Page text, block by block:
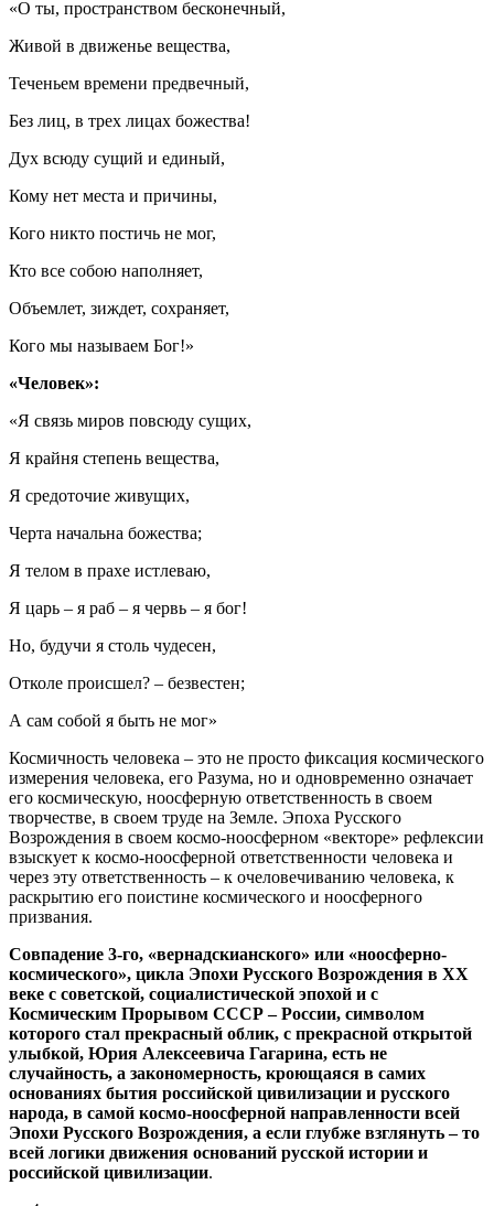
«О ты, пространством бесконечный,
Живой в движенье вещества,
Теченьем времени предвечный,
Без лиц, в трех лицах божества!
Дух всюду сущий и единый,
Кому нет места и причины,
Кого никто постичь не мог,
Кто все собою наполняет,
Объемлет, зиждет, сохраняет,
Кого мы называем Бог!»
«Человек»:
«Я связь миров повсюду сущих,
Я крайня степень вещества,
Я средоточие живущих,
Черта начальна божества;
Я телом в прахе истлеваю,
Я царь – я раб – я червь – я бог!
Но, будучи я столь чудесен,
Отколе происшел? – безвестен;
А сам собой я быть не мог»
Космичность человека – это не просто фиксация космического
измерения человека, его Разума, но и одновременно означает
его космическую, ноосферную ответственность в своем
творчестве, в своем труде на Земле. Эпоха Русского
Возрождения в своем космо-ноосферном «векторе» рефлексии
взыскует к космо-ноосферной ответственности человека и
через эту ответственность – к очеловечиванию человека, к
раскрытию его поистине космического и ноосферного
призвания.
Совпадение 3-го, «вернадскианского» или «ноосферно-
космического», цикла Эпохи Русского Возрождения в ХХ
веке с советской, социалистической эпохой и с
Космическим Прорывом СССР – России, символом
которого стал прекрасный облик, с прекрасной открытой
улыбкой, Юрия Алексеевича Гагарина, есть не
случайность, а закономерность, кроющаяся в самих
основаниях бытия российской цивилизации и русского
народа, в самой космо-ноосферной направленности всей
Эпохи Русского Возрождения, а если глубже взглянуть – то
всей логики движения оснований русской истории и
российской цивилизации.